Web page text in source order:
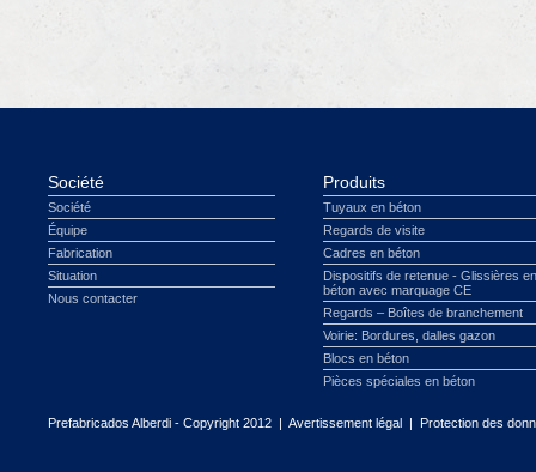
Société
Société
Équipe
Fabrication
Situation
Nous contacter
Produits
Tuyaux en béton
Regards de visite
Cadres en béton
Dispositifs de retenue - Glissières en
béton avec marquage CE
Regards – Boîtes de branchement
Voirie: Bordures, dalles gazon
Blocs en béton
Pièces spéciales en béton
Prefabricados Alberdi - Copyright 2012 | Avertissement légal | Protection des